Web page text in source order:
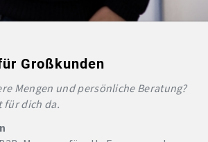
Großkunden
Mengen und persönliche Beratung?
für dich da.